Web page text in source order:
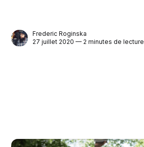
Frederic Roginska
27 juillet 2020 — 2 minutes de lecture